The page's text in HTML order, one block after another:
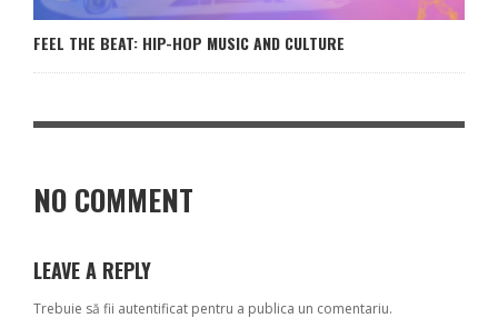
FEEL THE BEAT: HIP-HOP MUSIC AND CULTURE
NO COMMENT
LEAVE A REPLY
Trebuie să fii autentificat pentru a publica un comentariu.